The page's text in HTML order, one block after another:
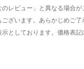
レビュー」と異なる場合が
ざいます。あらかじめご
としております。価格表記